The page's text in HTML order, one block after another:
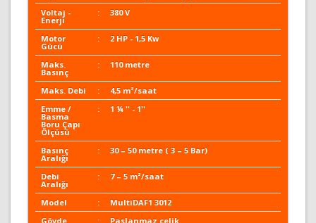
Voltaj -
Enerji
: 380 V
Motor
Gücü
: 2 HP - 1,5 Kw
Maks.
Basınç
: 110 metre
Maks. Debi :
4,5 m³/saat
Emme /
Basma
Boru Çapı
Ölçüsü
: 1 ¼ '' - 1''
Basınç
Aralığı
: 30 – 50 metre ( 3 – 5 Bar)
Debi
Aralığı
: 7 – 5 m³/saat
Model :
MultiDAF1 3012
Gövde
: Paslanmaz çelik